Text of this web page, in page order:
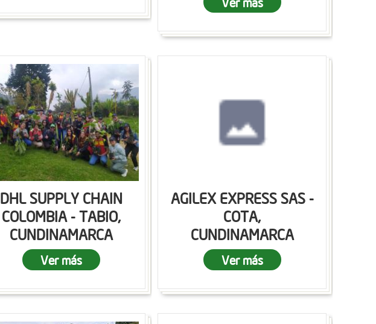
DHL SUPPLY CHAIN
COLOMBIA - TABIO,
CUNDINAMARCA
Ver más
AGILEX EXPRESS SAS -
COTA,
CUNDINAMARCA
Ver más